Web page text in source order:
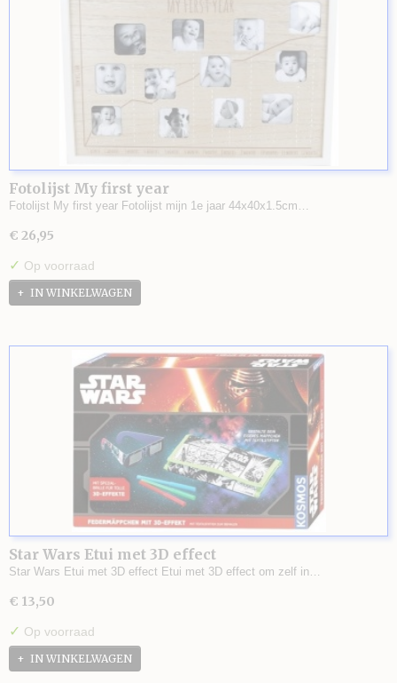
Fotolijst My first year
Fotolijst My first year Fotolijst mijn 1e jaar 44x40x1.5cm…
€ 26,95
✓ Op voorraad
IN WINKELWAGEN
Star Wars Etui met 3D effect
Star Wars Etui met 3D effect Etui met 3D effect om zelf in…
€ 13,50
✓ Op voorraad
IN WINKELWAGEN